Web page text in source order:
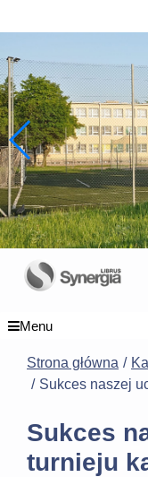
Menu
Strona główna
Sukces naszej
Sukces
turnieju